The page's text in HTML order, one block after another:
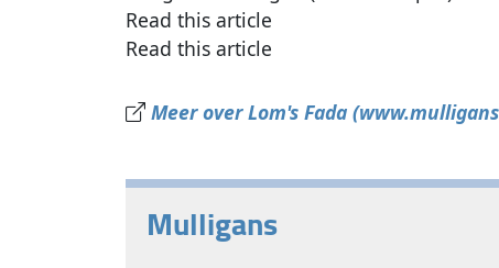
Read this article
Read this article
Meer over Lom's Fada
Mulligans